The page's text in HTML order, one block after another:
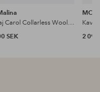
Kavaj Carol Collarless Wool-silk Evening Blazer
SEK
MOS
2 099